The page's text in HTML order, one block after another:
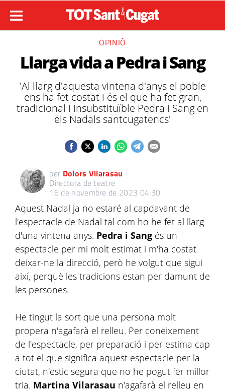
OPINIÓ
Llarga vida a Pedra i Sang
'Al llarg d'aquesta vintena d'anys el poble
ens ha fet costat i és el que ha fet gran,
tradicional i insubstituïble Pedra i Sang en
els Nadals santcugatencs'
per Dolors Vilarasau
Directora de teatre
16 de novembre de 2023 04:30
Aquest Nadal ja no estaré al capdavant de
l'espectacle de Nadal tal com ho he fet al llarg
d'una vintena anys. Pedra i Sang és un
espectacle per mi molt estimat i m'ha costat
deixar-ne la direcció, però he volgut que sigui
així, perquè les tradicions estan per damunt de
les persones.
He tingut la sort que una persona molt
propera n'agafarà el relleu. Per coneixement
de l'espectacle, per preparació i per estima cap
a tot el que significa aquest espectacle per la
ciutat, n'estic segura que no he pogut fer millor
tria. Martina Vilarasau n'agafarà el relleu en